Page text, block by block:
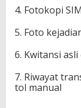
4. Fotokopi
5. Foto
6. Kwitansi
7. Riwayat
tol manual